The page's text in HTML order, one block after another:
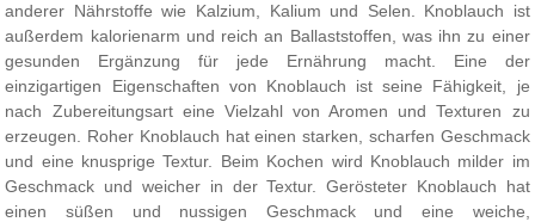
anderer Nährstoffe wie Kalzium, Kalium und Selen. Knoblauch ist
außerdem kalorienarm und reich an Ballaststoffen, was ihn zu einer
gesunden Ergänzung für jede Ernährung macht. Eine der
einzigartigen Eigenschaften von Knoblauch ist seine Fähigkeit, je
nach Zubereitungsart eine Vielzahl von Aromen und Texturen zu
erzeugen. Roher Knoblauch hat einen starken, scharfen Geschmack
und eine knusprige Textur. Beim Kochen wird Knoblauch milder im
Geschmack und weicher in der Textur. Gerösteter Knoblauch hat
einen süßen und nussigen Geschmack und eine weiche,